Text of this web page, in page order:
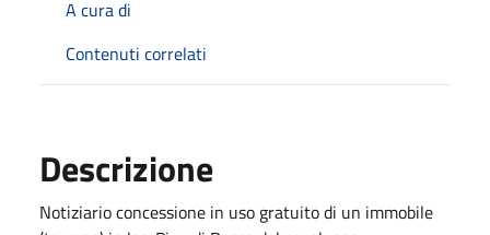
A cura di
Contenuti correlati
Descrizione
Notiziario concessione in uso gratuito di un immobile